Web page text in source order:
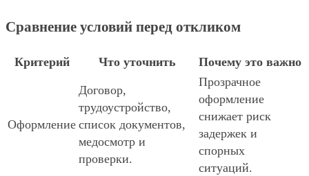
Сравнение условий перед откликом
Критерий Что уточнить Почему это важно
Оформление
Договор,
трудоустройство,
список документов,
медосмотр и
проверки.
Прозрачное
оформление
снижает риск
задержек и
спорных
ситуаций.